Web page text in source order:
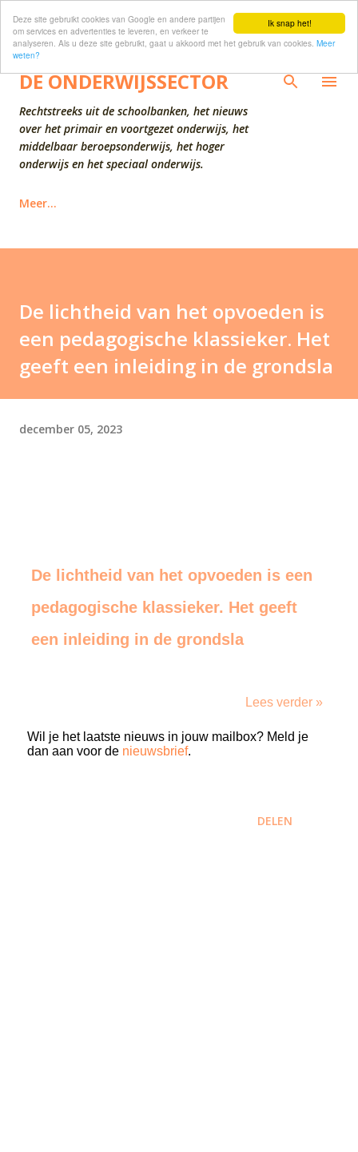
Ik snap het!
Deze site gebruikt cookies van Google en andere partijen
om services en advertenties te leveren, en verkeer te
analyseren. Als u deze site gebruikt, gaat u akkoord met het gebruik van cookies. Meer
weten?
Doorgaan naar hoofdcontent
DE ONDERWIJSSECTOR
Rechtstreeks uit de schoolbanken, het nieuws
over het primair en voortgezet onderwijs, het
middelbaar beroepsonderwijs, het hoger
onderwijs en het speciaal onderwijs.
Meer…
De lichtheid van het opvoeden is
een pedagogische klassieker. Het
geeft een inleiding in de grondsla
december 05, 2023
De lichtheid van het opvoeden is een
pedagogische klassieker. Het geeft
een inleiding in de grondsla
Lees verder »
Wil je het laatste nieuws in jouw mailbox? Meld je
dan aan voor de nieuwsbrief.
DELEN